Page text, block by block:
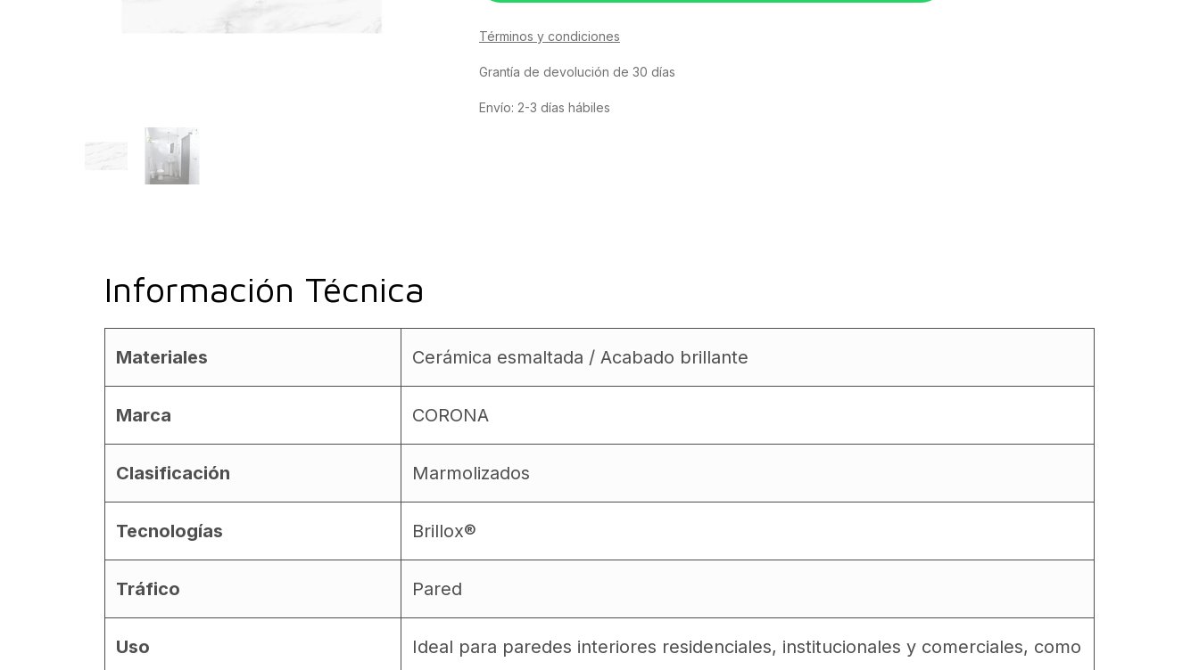
Términos y condiciones
Grantía de devolución de 30 días
Envío: 2-3 días hábiles
Información Técnica
Materiales Cerámica esmaltada / Acabado brillante
Marca CORONA
Clasificación Marmolizados
Tecnologías Brillox®
Tráfico Pared
Uso
Ideal para paredes interiores residenciales, institucionales y comerciales, como